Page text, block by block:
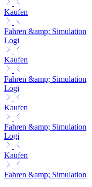
Kaufen
Fahren &amp; Simulation
Logi
Kaufen
Fahren &amp; Simulation
Logi
Kaufen
Fahren &amp; Simulation
Logi
Kaufen
Fahren &amp; Simulation